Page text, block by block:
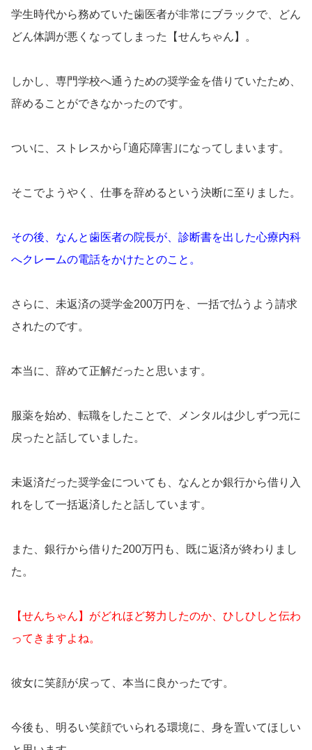
学生時代から務めていた歯医者が非常にブラックで、どん
どん体調が悪くなってしまった【せんちゃん】。
しかし、専門学校へ通うための奨学金を借りていたため、
辞めることができなかったのです。
ついに、ストレスから｢適応障害｣になってしまいます。
そこでようやく、仕事を辞めるという決断に至りました。
その後、なんと歯医者の院長が、診断書を出した心療内科
へクレームの電話をかけたとのこと。
さらに、未返済の奨学金200万円を、一括で払うよう請求
されたのです。
本当に、辞めて正解だったと思います。
服薬を始め、転職をしたことで、メンタルは少しずつ元に
戻ったと話していました。
未返済だった奨学金についても、なんとか銀行から借り入
れをして一括返済したと話しています。
また、銀行から借りた200万円も、既に返済が終わりまし
た。
【せんちゃん】がどれほど努力したのか、ひしひしと伝わ
ってきますよね。
彼女に笑顔が戻って、本当に良かったです。
今後も、明るい笑顔でいられる環境に、身を置いてほしい